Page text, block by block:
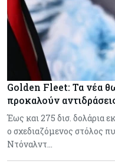
Golden Fleet: Τα νέα
προκαλούν
Έως και 275 δισ. δολάρια
ο σχεδιαζόμενος στόλος
Ντόναλντ…